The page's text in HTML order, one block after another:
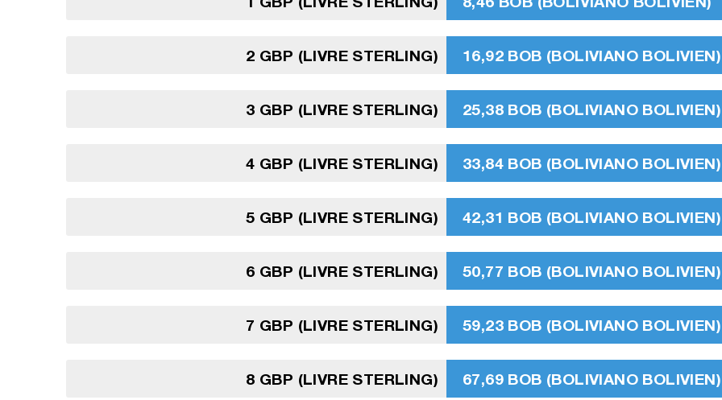
2 GBP (LIVRE STERLING) 16,92 BOB (BOLIVIANO BOLIVIEN)
3 GBP (LIVRE STERLING) 25,38 BOB (BOLIVIANO BOLIVIEN)
4 GBP (LIVRE STERLING) 33,84 BOB (BOLIVIANO BOLIVIEN)
5 GBP (LIVRE STERLING) 42,31 BOB (BOLIVIANO BOLIVIEN)
6 GBP (LIVRE STERLING) 50,77 BOB (BOLIVIANO BOLIVIEN)
7 GBP (LIVRE STERLING) 59,23 BOB (BOLIVIANO BOLIVIEN)
8 GBP (LIVRE STERLING) 67,69 BOB (BOLIVIANO BOLIVIEN)